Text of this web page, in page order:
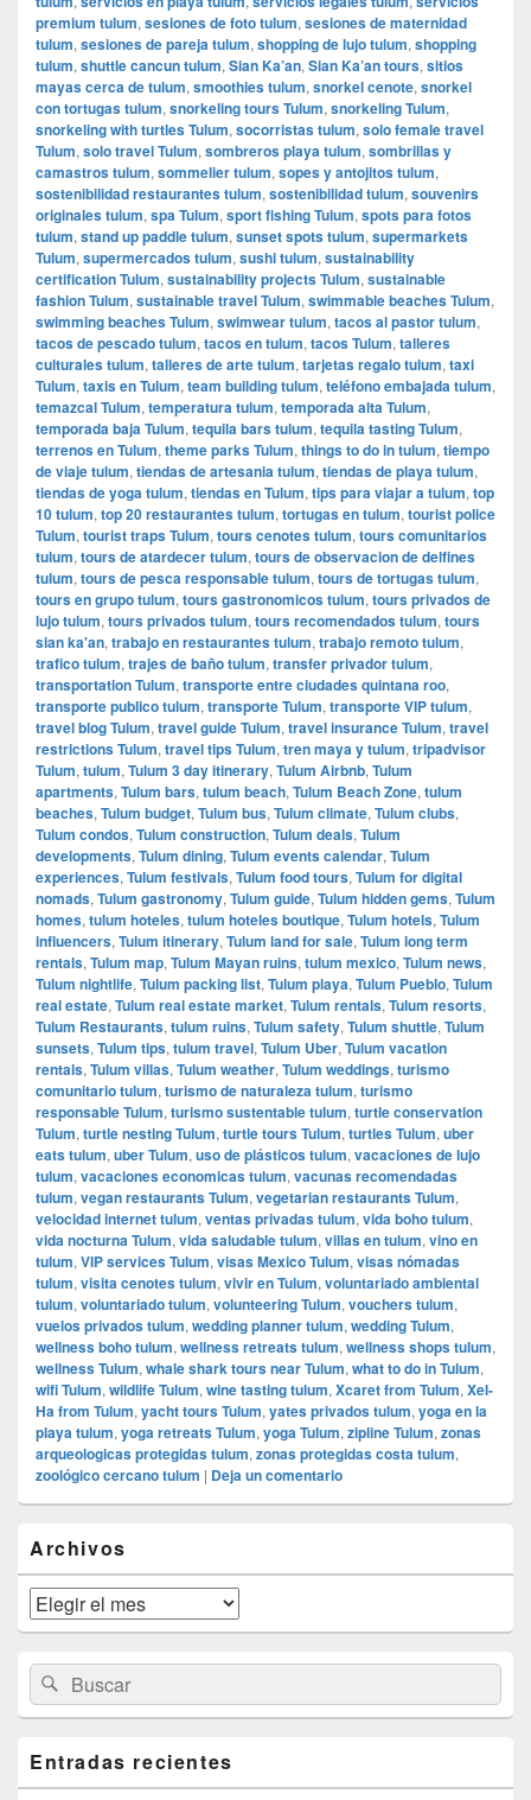
premium tulum, sesiones de foto tulum, sesiones de maternidad
tulum, sesiones de pareja tulum, shopping de lujo tulum, shopping
tulum, shuttle cancun tulum, Sian Ka’an, Sian Ka’an tours, sitios
mayas cerca de tulum, smoothies tulum, snorkel cenote, snorkel
con tortugas tulum, snorkeling tours Tulum, snorkeling Tulum,
snorkeling with turtles Tulum, socorristas tulum, solo female travel
Tulum, solo travel Tulum, sombreros playa tulum, sombrillas y
camastros tulum, sommelier tulum, sopes y antojitos tulum,
sostenibilidad restaurantes tulum, sostenibilidad tulum, souvenirs
originales tulum, spa Tulum, sport fishing Tulum, spots para fotos
tulum, stand up paddle tulum, sunset spots tulum, supermarkets
Tulum, supermercados tulum, sushi tulum, sustainability
certification Tulum, sustainability projects Tulum, sustainable
fashion Tulum, sustainable travel Tulum, swimmable beaches Tulum,
swimming beaches Tulum, swimwear tulum, tacos al pastor tulum,
tacos de pescado tulum, tacos en tulum, tacos Tulum, talleres
culturales tulum, talleres de arte tulum, tarjetas regalo tulum, taxi
Tulum, taxis en Tulum, team building tulum, teléfono embajada tulum,
temazcal Tulum, temperatura tulum, temporada alta Tulum,
temporada baja Tulum, tequila bars tulum, tequila tasting Tulum,
terrenos en Tulum, theme parks Tulum, things to do in tulum, tiempo
de viaje tulum, tiendas de artesania tulum, tiendas de playa tulum,
tiendas de yoga tulum, tiendas en Tulum, tips para viajar a tulum, top
10 tulum, top 20 restaurantes tulum, tortugas en tulum, tourist police
Tulum, tourist traps Tulum, tours cenotes tulum, tours comunitarios
tulum, tours de atardecer tulum, tours de observacion de delfines
tulum, tours de pesca responsable tulum, tours de tortugas tulum,
tours en grupo tulum, tours gastronomicos tulum, tours privados de
lujo tulum, tours privados tulum, tours recomendados tulum, tours
sian ka'an, trabajo en restaurantes tulum, trabajo remoto tulum,
trafico tulum, trajes de baño tulum, transfer privador tulum,
transportation Tulum, transporte entre ciudades quintana roo,
transporte publico tulum, transporte Tulum, transporte VIP tulum,
travel blog Tulum, travel guide Tulum, travel insurance Tulum, travel
restrictions Tulum, travel tips Tulum, tren maya y tulum, tripadvisor
Tulum, tulum, Tulum 3 day itinerary, Tulum Airbnb, Tulum
apartments, Tulum bars, tulum beach, Tulum Beach Zone, tulum
beaches, Tulum budget, Tulum bus, Tulum climate, Tulum clubs,
Tulum condos, Tulum construction, Tulum deals, Tulum
developments, Tulum dining, Tulum events calendar, Tulum
experiences, Tulum festivals, Tulum food tours, Tulum for digital
nomads, Tulum gastronomy, Tulum guide, Tulum hidden gems, Tulum
homes, tulum hoteles, tulum hoteles boutique, Tulum hotels, Tulum
influencers, Tulum itinerary, Tulum land for sale, Tulum long term
rentals, Tulum map, Tulum Mayan ruins, tulum mexico, Tulum news,
Tulum nightlife, Tulum packing list, Tulum playa, Tulum Pueblo, Tulum
real estate, Tulum real estate market, Tulum rentals, Tulum resorts,
Tulum Restaurants, tulum ruins, Tulum safety, Tulum shuttle, Tulum
sunsets, Tulum tips, tulum travel, Tulum Uber, Tulum vacation
rentals, Tulum villas, Tulum weather, Tulum weddings, turismo
comunitario tulum, turismo de naturaleza tulum, turismo
responsable Tulum, turismo sustentable tulum, turtle conservation
Tulum, turtle nesting Tulum, turtle tours Tulum, turtles Tulum, uber
eats tulum, uber Tulum, uso de plásticos tulum, vacaciones de lujo
tulum, vacaciones economicas tulum, vacunas recomendadas
tulum, vegan restaurants Tulum, vegetarian restaurants Tulum,
velocidad internet tulum, ventas privadas tulum, vida boho tulum,
vida nocturna Tulum, vida saludable tulum, villas en tulum, vino en
tulum, VIP services Tulum, visas Mexico Tulum, visas nómadas
tulum, visita cenotes tulum, vivir en Tulum, voluntariado ambiental
tulum, voluntariado tulum, volunteering Tulum, vouchers tulum,
vuelos privados tulum, wedding planner tulum, wedding Tulum,
wellness boho tulum, wellness retreats tulum, wellness shops tulum,
wellness Tulum, whale shark tours near Tulum, what to do in Tulum,
wifi Tulum, wildlife Tulum, wine tasting tulum, Xcaret from Tulum, Xel-
Ha from Tulum, yacht tours Tulum, yates privados tulum, yoga en la
playa tulum, yoga retreats Tulum, yoga Tulum, zipline Tulum, zonas
arqueologicas protegidas tulum, zonas protegidas costa tulum,
zoológico cercano tulum | Deja un comentario
área
de
widget
barra
lateral
primaria
Archivos
Archivos
Buscar
por:
Buscar
Entradas recientes